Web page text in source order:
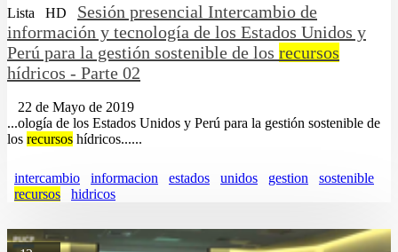
Lista HD
Sesión presencial Intercambio de
información y tecnología de los Estados Unidos y
Perú para la gestión sostenible de los recursos
hídricos - Parte 02
22 de Mayo de 2019
...ología de los Estados Unidos y Perú para la gestión sostenible de
los recursos hídricos......
intercambio informacion estados unidos gestion
sostenible
recursos
hidricos